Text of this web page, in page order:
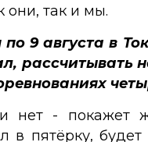
они, так и мы.
9 августа в
рассчитывать
нет - покажет
в пятёрку,